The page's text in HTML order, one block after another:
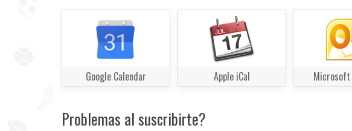
Google Calendar Apple iCal Microsoft
Problemas al suscribirte?